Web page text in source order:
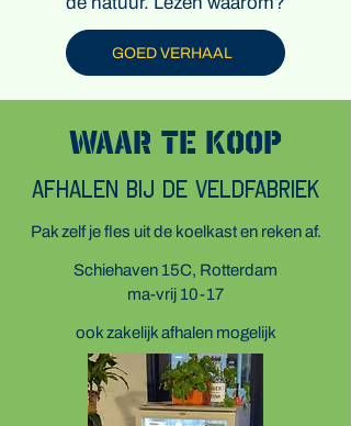
GOED VERHAAL
Waar te koop
Afhalen bij De Veldfabriek
​Pak zelf je fles uit de koelkast en reken af.
Schiehaven 15C, Rotterdam​
ma-vrij 10-17
ook zakelijk afhalen mogelijk